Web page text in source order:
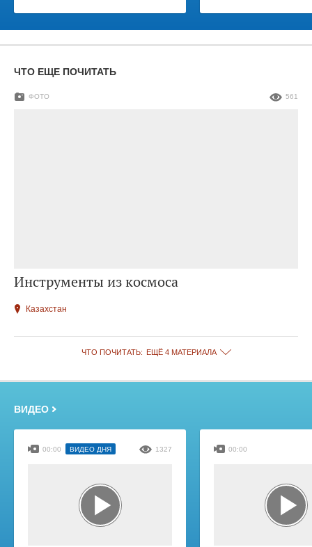
ЧТО ЕЩЕ ПОЧИТАТЬ
Инструменты из космоса
ФОТО 561
Казахстан
ЧТО ПОЧИТАТЬ: ЕЩЁ 4 МАТЕРИАЛА
ВИДЕО
00:00 ВИДЕО ДНЯ 1327 00:00